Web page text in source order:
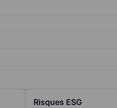
Risques ESG